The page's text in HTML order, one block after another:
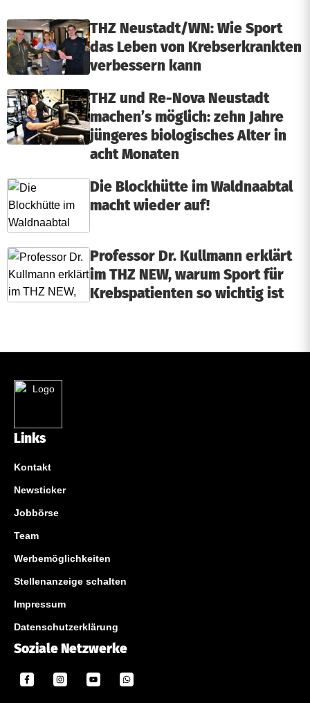
THZ Neustadt/WN: Wie Sport
das Leben von Krebserkrankten
verbessern kann
THZ und Re-Nova Neustadt
machen’s möglich: zehn Jahre
jüngeres biologisches Alter in
acht Monaten
Die Blockhütte im Waldnaabtal
macht wieder auf!
Professor Dr. Kullmann erklärt
im THZ NEW, warum Sport für
Krebspatienten so wichtig ist
Links
Kontakt
Newsticker
Jobbörse
Team
Werbemöglichkeiten
Stellenanzeige schalten
Impressum
Datenschutzerklärung
Soziale Netzwerke